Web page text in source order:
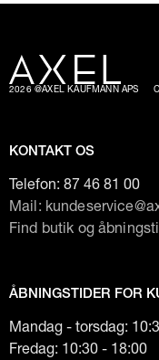
2026 @AXEL KAUFMANN APS
KONTAKT OS
Telefon: 87 46 81 00
Mail:
Find butik og
ÅBNINGSTIDER FOR
Mandag - torsdag:
Fredag: 10:30 - 18:00